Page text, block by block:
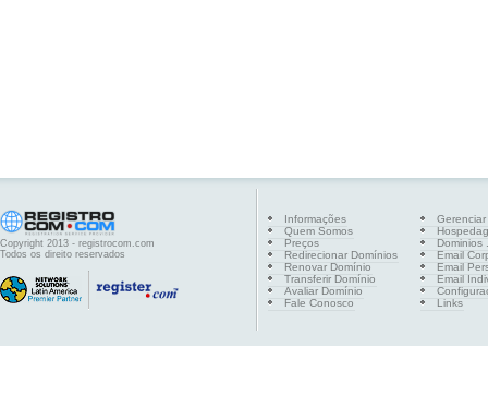
Copyright 2013 - registrocom.com
Todos os direito reservados
Informações
Quem Somos
Preços
Redirecionar Domínios
Renovar Domínio
Transferir Domínio
Avaliar Domínio
Fale Conosco
Dominios
Email
Email
Email
Links